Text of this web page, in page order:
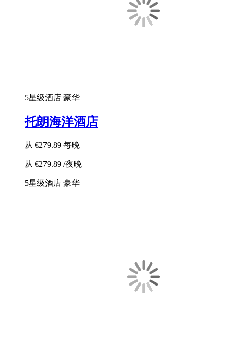
5星级酒店 豪华
托朗海洋酒店
从 €279.89 每晚
从 €279.89 /夜晚
5星级酒店 豪华